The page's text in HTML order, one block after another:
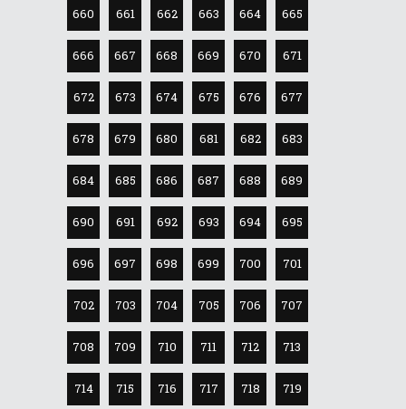
660 661 662 663 664 665
666 667 668 669 670 671
672 673 674 675 676 677
678 679 680 681 682 683
684 685 686 687 688 689
690 691 692 693 694 695
696 697 698 699 700 701
702 703 704 705 706 707
708 709 710 711 712 713
714 715 716 717 718 719